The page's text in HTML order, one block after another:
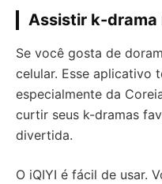
Assistir k-drama
Se você gosta de
celular. Esse aplicativo
especialmente da
curtir seus k-dramas
divertida.
O iQIYI é fácil de usar.